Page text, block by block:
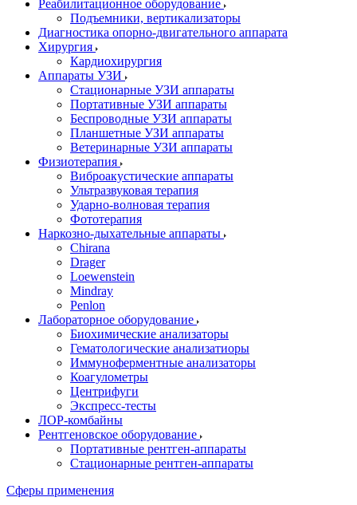
Реабилитационное оборудование
Подъемники, вертикализаторы
Диагностика опорно-двигательного аппарата
Хирургия
Кардиохирургия
Аппараты УЗИ
Стационарные УЗИ аппараты
Портативные УЗИ аппараты
Беспроводные УЗИ аппараты
Планшетные УЗИ аппараты
Ветеринарные УЗИ аппараты
Физиотерапия
Виброакустические аппараты
Ультразвуковая терапия
Ударно-волновая терапия
Фототерапия
Наркозно-дыхательные аппараты
Chirana
Drager
Loewenstein
Mindray
Penlon
Лабораторное оборудование
Биохимические анализаторы
Гематологические анализатиоры
Иммуноферментные анализаторы
Коагулометры
Центрифуги
Экспресс-тесты
ЛОР-комбайны
Рентгеновское оборудование
Портативные рентген-аппараты
Стационарные рентген-аппараты
Сферы применения